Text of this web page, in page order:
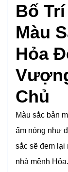
Bố
Màu
Hỏa
Chủ
Màu sắc bản
ấm nóng như
sắc sẽ đem lại
nhà mệnh